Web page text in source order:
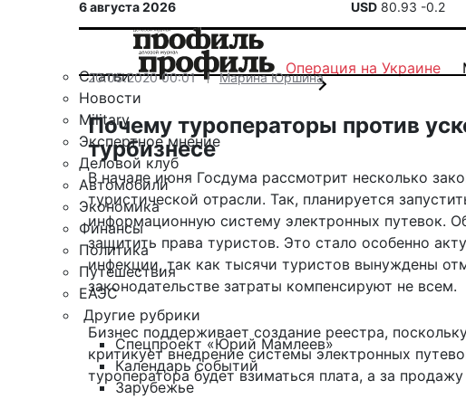
6 августа 2026 USD 80.93 -0.2
Статьи
Новости
Military
Экспертное мнение
Деловой клуб
Автомобили
Экономика
Финансы
Политика
Путешествия
ЕАЭС
Другие рубрики
Спецпроект «Юрий Мамлеев»
Календарь событий
Зарубежье
Операция на Украине
20.05.2020 00:01 Марина Юршина
Почему туроператоры против
турбизнесе
В начале июня Госдума рассмотрит несколько
туристической отрасли. Так, планируется
информационную систему электронных путевок.
защитить права туристов. Это стало особенно
инфекции, так как тысячи туристов вынуждены
законодательстве затраты компенсируют не всем.
Бизнес поддерживает создание реестра,
критикует внедрение системы электронных
туроператора будет взиматься плата, а за